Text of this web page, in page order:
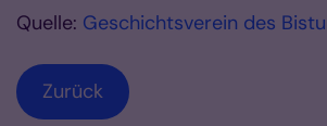
Quelle: Geschichtsverein des
Zurück